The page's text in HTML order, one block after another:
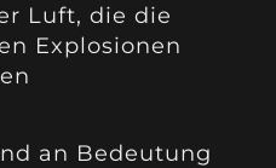
Luft, die die
Explosionen
an Bedeutung